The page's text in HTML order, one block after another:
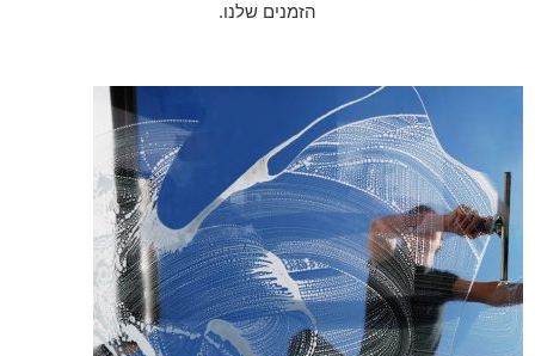
הזמנים שלנו.